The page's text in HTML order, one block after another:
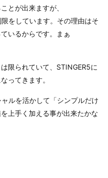
とが出来ますが、
をしています。その理由はそ
いるからです。まぁ
限られていて、STINGER5に
ってきます。
ルを活かして「シンプルだけ
上手く加える事が出来たかな